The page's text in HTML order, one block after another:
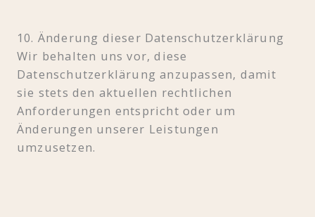
10. Änderung dieser Datenschutzerklärung
Wir behalten uns vor, diese
Datenschutzerklärung anzupassen, damit
sie stets den aktuellen rechtlichen
Anforderungen entspricht oder um
Änderungen unserer Leistungen
umzusetzen.